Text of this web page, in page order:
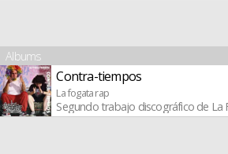
Albums
Contra-tiempos
La fogata rap
Segundo trabajo discográfico de La